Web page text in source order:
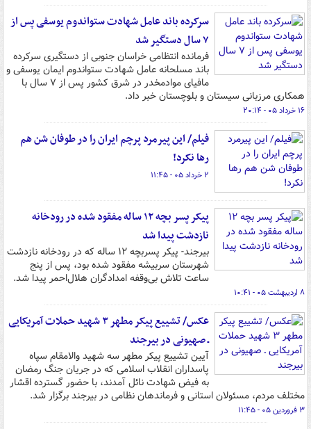
سرکرده باند عامل شهادت ستواندوم یوسفی پس از
۷ سال دستگیر شد
فرمانده انتظامی خراسان جنوبی از دستگیری سرکرده
باند مسلحانه عامل شهادت ستواندوم ایمان یوسفی و
مافیای موادمخدر در شرق کشور پس از ۷ سال با
همکاری مرزبانی سیستان و بلوچستان خبر داد.
۱۶ خرداد ۰۵ - ۲۰:۱۴
فیلم/ این پیرمرد پرچم ایران را در طوفان شن هم
رها نکرد!
۲ خرداد ۰۵ - ۱۱:۴۵
پیکر پسر بچه ۱۲ ساله مفقود شده در رودخانه
نازدشت پیدا شد
بیرجند- پیکر پسربچه ۱۲ ساله که در رودخانه نازدشت
شهرستان سربیشه مفقود شده بود، پس از پنج
ساعت تلاش بی‌وقفه امدادگران هلال‌احمر پیدا شد.
۸ اردیبهشت ۰۵ - ۱۰:۴۱
عکس/ تشییع پیکر مطهر ۳ شهید حملات آمریکایی
ـ صهیونی در بیرجند
آیین تشییع پیکر مطهر سه شهید والامقام سپاه
پاسداران انقلاب اسلامی که در جریان جنگ رمضان
به فیض شهادت نائل آمدند، با حضور گسترده اقشار
مختلف مردم، مسئولان استانی و فرماندهان نظامی در بیرجند برگزار شد.
۳ فروردین ۰۵ - ۱۱:۴۵